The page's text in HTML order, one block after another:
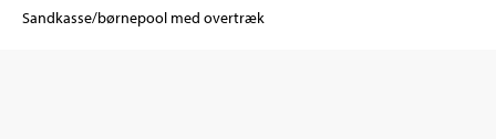
Sandkasse/børnepool med overtræk